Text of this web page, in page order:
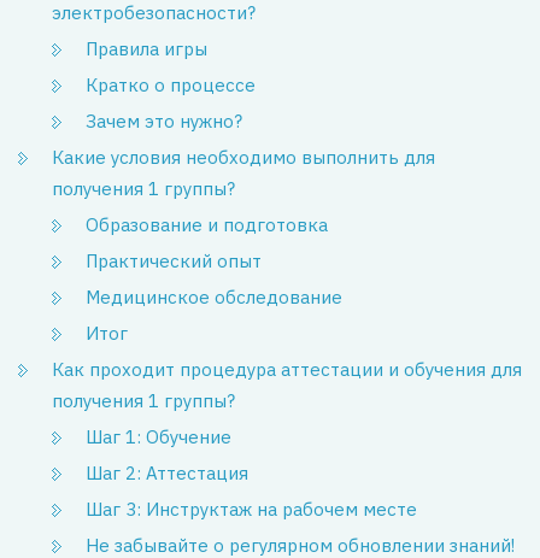
электробезопасности?
Правила игры
Кратко о процессе
Зачем это нужно?
Какие условия необходимо выполнить для
получения 1 группы?
Образование и подготовка
Практический опыт
Медицинское обследование
Итог
Как проходит процедура аттестации и обучения для
получения 1 группы?
Шаг 1: Обучение
Шаг 2: Аттестация
Шаг 3: Инструктаж на рабочем месте
Не забывайте о регулярном обновлении знаний!